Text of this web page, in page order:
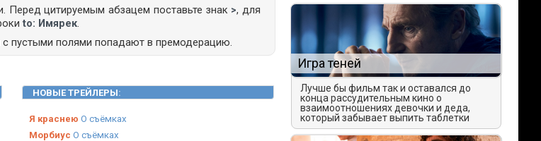
Перед цитируемым абзацем поставьте знак >, для
to: Имярек.
пустыми полями попадают в премодерацию.
НОВЫЕ ТРЕЙЛЕРЫ:
Я краснею О съёмках
Морбиус О съёмках
Игра теней
Лучше бы фильм так и оставался до
конца рассудительным кино о
взаимоотношениях девочки и деда,
который забывает выпить таблетки